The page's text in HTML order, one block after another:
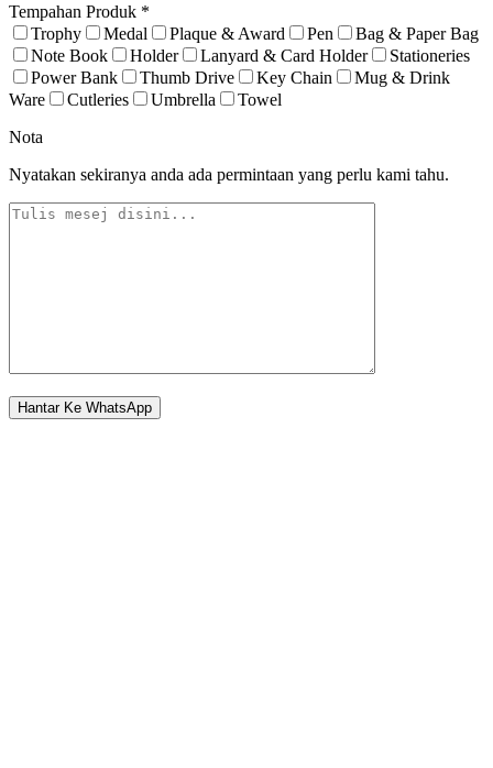
Tempahan Produk *
Trophy
Medal Plaque & Award Pen
Bag & Paper Bag
Note Book
Holder Lanyard & Card Holder
Stationeries
Power Bank
Thumb Drive Key Chain
Mug & Drink
Ware
Cutleries Umbrella
Towel
Nota
Nyatakan sekiranya anda ada permintaan yang perlu kami tahu.